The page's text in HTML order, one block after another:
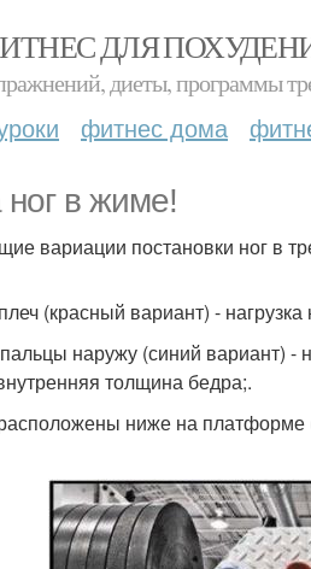
ДЛЯ
диеты, программы
фитнес дома
ног в жиме!
вариации постановки ног в
(красный вариант) -
наружу (синий вариант) -
толщина бедра;.
ниже на